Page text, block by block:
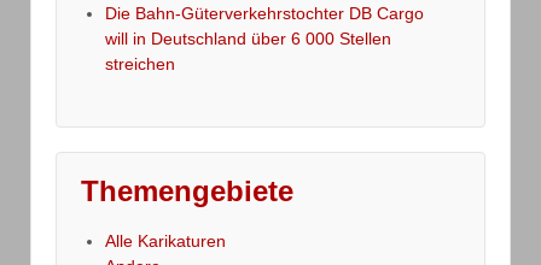
Die Bahn-Güterverkehrstochter DB Cargo
will in Deutschland über 6 000 Stellen
streichen
Themengebiete
Alle Karikaturen